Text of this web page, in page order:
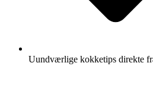
Uundværlige kokketips direkte